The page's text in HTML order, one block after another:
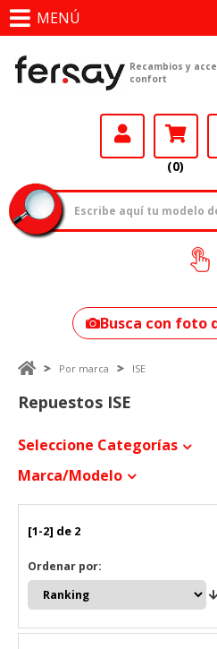
MENÚ
Recambios y
confort
(0)
¿Cómo
tu modelo?
Busca con foto
Por marca ISE
Repuestos ISE
Seleccione Categorías
Marca/modelo
[1-2] de 2
Ordenar por: